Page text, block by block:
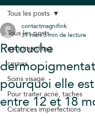
Tous les posts
microneedling
cernes
Soins visage
Pour traiter acné, taches
Cicatrices imperfections
Tous les posts
Retouche
pourquoi elle
entre 12 et 18
contactmagnifink
31 mars3 min de lecture